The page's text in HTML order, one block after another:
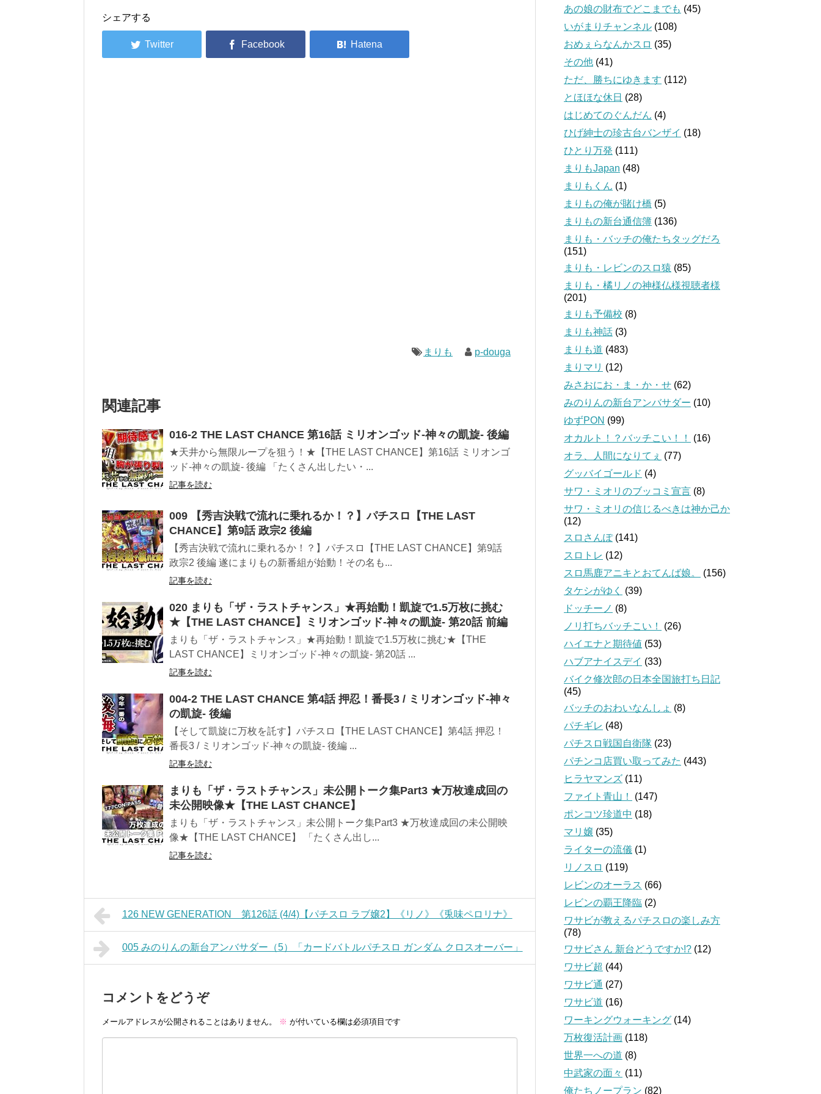
シェアする
まりも p-douga
関連記事
016-2 THE LAST CHANCE 第16話 ミリオンゴッド-神々の凱旋- 後編
★天井から無限ループを狙う！★【THE LAST CHANCE】第16話 ミリオンゴ
ッド-神々の凱旋- 後編 「たくさん出したい・...
記事を読む
009 【秀吉決戦で流れに乗れるか！？】パチスロ【THE LAST
CHANCE】第9話 政宗2 後編
【秀吉決戦で流れに乗れるか！？】パチスロ【THE LAST CHANCE】第9話
政宗2 後編 遂にまりもの新番組が始動！その名も...
記事を読む
020 まりも「ザ・ラストチャンス」★再始動！凱旋で1.5万枚に挑む
★【THE LAST CHANCE】ミリオンゴッド-神々の凱旋- 第20話 前編
まりも「ザ・ラストチャンス」★再始動！凱旋で1.5万枚に挑む★【THE
LAST CHANCE】ミリオンゴッド-神々の凱旋- 第20話 ...
記事を読む
004-2 THE LAST CHANCE 第4話 押忍！番長3 / ミリオンゴッド-神々
の凱旋- 後編
【そして凱旋に万枚を託す】パチスロ【THE LAST CHANCE】第4話 押忍！
番長3 / ミリオンゴッド-神々の凱旋- 後編 ...
記事を読む
まりも「ザ・ラストチャンス」未公開トーク集Part3 ★万枚達成回の
未公開映像★【THE LAST CHANCE】
まりも「ザ・ラストチャンス」未公開トーク集Part3 ★万枚達成回の未公開映
像★【THE LAST CHANCE】 「たくさん出し...
記事を読む
126 NEW GENERATION 第126話 (4/4)【パチスロ ラブ嬢2】《リノ》《兎味ペロリナ》
005 みのりんの新台アンバサダー（5）「カードバトルパチスロ ガンダム クロスオーバー」
コメントをどうぞ
メールアドレスが公開されることはありません。 ※ が付いている欄は必須項目です
あの娘の財布でどこまでも (45)
いがまりチャンネル (108)
おめぇらなんかスロ (35)
その他 (41)
ただ、勝ちにゆきます (112)
とほほな休日 (28)
はじめてのぐんだん (4)
ひげ紳士の珍古台バンザイ (18)
ひとり万発 (111)
まりもJapan (48)
まりもくん (1)
まりもの俺が賭け橋 (5)
まりもの新台通信簿 (136)
まりも・バッチの俺たちタッグだろ
(151)
まりも・レビンのスロ猿 (85)
まりも・橘リノの神様仏様視聴者様
(201)
まりも予備校 (8)
まりも神話 (3)
まりも道 (483)
まりマリ (12)
みさおにお・ま・か・せ (62)
みのりんの新台アンバサダー (10)
ゆずPON (99)
オカルト！？バッチこい！！
(16)
オラ、人間になりてぇ (77)
グッバイゴールド (4)
サワ・ミオリのブッコミ宣言 (8)
サワ・ミオリの信じるべきは神か己か
(12)
スロさんぽ(141)
スロトレ (12)
スロ馬鹿アニキとおてんば娘。
(156)
タケシがゆく
(39)
ドッチーノ (8)
ノリ打ちバッチこい！
(26)
ハイエナと期待値 (53)
ハブアナイスデイ (33)
バイク修次郎の日本全国旅打ち日記
(45)
バッチのおわいなんしょ (8)
パチギレ (48)
パチスロ戦国自衛隊 (23)
パチンコ店買い取ってみた (443)
ヒラヤマンズ (11)
ファイト青山！
(147)
ポンコツ珍道中 (18)
マリ嬢 (35)
ライターの流儀 (1)
リノスロ (119)
レビンのオーラス (66)
レビンの覇王降臨 (2)
ワサビが教えるパチスロの楽しみ方
(78)
ワサビさん 新台どうですか!? (12)
ワサビ超 (44)
ワサビ通 (27)
ワサビ道 (16)
ワーキングウォーキング (14)
万枚復活計画 (118)
世界一への道 (8)
中武家の面々 (11)
俺たちノープラン (82)